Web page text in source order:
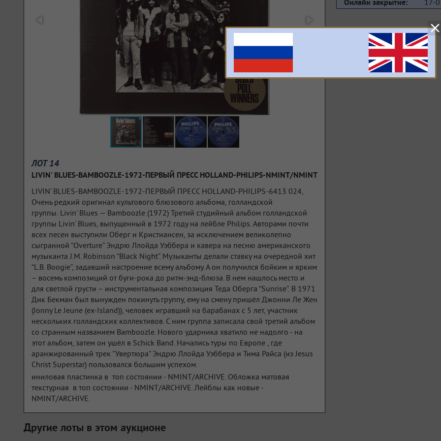
ЛОТ 14
LIVIN' BLUES-BAMBOOZLE-1972-ПЕРВЫЙ ПРЕСС HOLLAND-PHILIPS-NMINT/NMINT
LIVIN' BLUES-BAMBOOZLE-1972-ПЕРВЫЙ ПРЕСС HOLLAND-PHILIPS-6413 024,
Очень редкий оригинал культового блюзового альбома, голландской
группы. Livin' Blues — Bamboozle (1972) Третий студийный альбом голландской
группы Livin’ Blues, выпущенный в 1972 году на лейбле Philips. Авторами почти
всех песен выступили Оберг и Кристиансен, за исключением великолепно
сыгранной “Overture” Эндрю Ллойда Уэббера и кавера на песню американского
музыканта J.M. Robinson “Black Night”. Музыканты делали ставку на очередной хит
“L.B. Boogie”, задавший настроение всему альбому. А он получился бойким и ярким
– восемь композиций от буги-рока до ритм-энд-блюза. В нем нашлось место и
для светлой грусти – инструментальная композиция Теда Оберга “Sunrise”. В 1971
Дик Бекман был вынужден покинуть группу, ему на смену пришёл Джонни Ле Жен
(Jonny Le Jeune (ex-Island)), человек игравший на барабанах с 5 лет, участник
нескольких голландских коллективов. С ним группа записала свой третий альбом
со странным названием Bamboozle. Нового ударника хватило не надолго - на
этот альбом, затем он ушёл в Schick Band. Начались туры по Европе , где
аранжированный трек "Увертюра" Эндрю Ллойда Уэббера и Тима Райса (из Jesus
Christ Superstar) пользовался большим успехом.
иниловая пластинка в топ состоянии - NMINT/ARCHIVE. Обложка матовая
текстурная в топ состоянии - NMINT/ARCHIVE. Лейблы как новые -
NMINT/ARCHIVE.
Онлайн закрытие:
17-
Другие лоты в этом аукционе